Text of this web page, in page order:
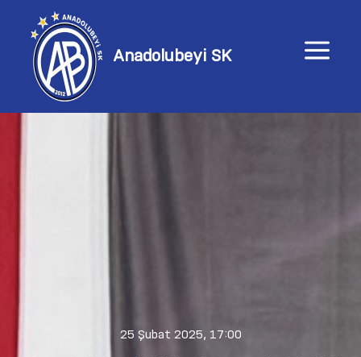
Anadolubeyi SK a
25 Şubat 2025, 17:00